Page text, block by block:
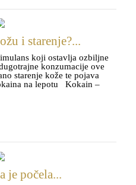
i starenje?...
koji ostavlja ozbiljne
konzumacije ove
starenje kože te pojava
na lepotu Kokain –
počela...